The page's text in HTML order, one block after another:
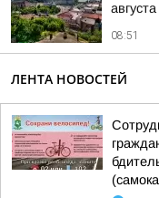
08:51
ЛЕНТА НОВОСТЕЙ